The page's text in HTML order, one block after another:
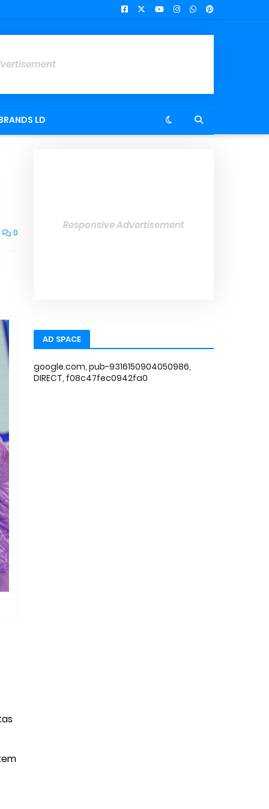
LD
0
Responsive Advertisement
AD SPACE
google.com, pub-9316150904050986,
DIRECT, f08c47fec0942fa0